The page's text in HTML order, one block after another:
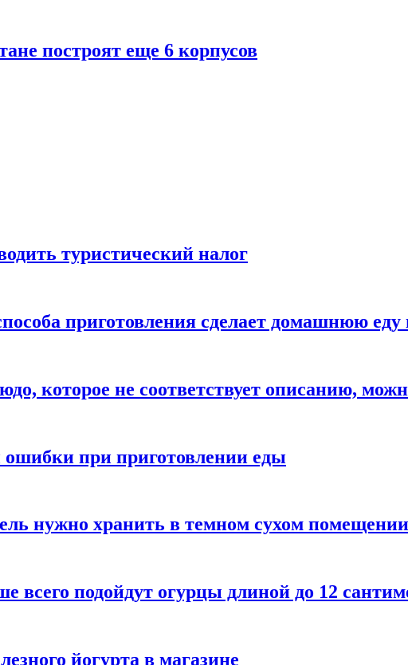
построят еще 6 корпусов
туристический налог
приготовления сделает домашнюю еду
которое не соответствует описанию,
ошибки при приготовлении еды
нужно хранить в темном сухом помещении
всего подойдут огурцы длиной до 12
йогурта в магазине